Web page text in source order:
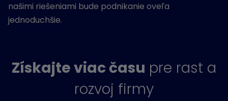
našimi riešeniami bude podnikanie oveľa
jednoduchšie.
Získajte viac času pre rast a
rozvoj firmy